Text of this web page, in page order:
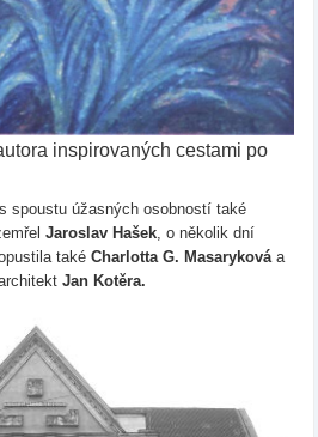
inspirovaných cestami po
spoustu úžasných osobností také
Jaroslav Hašek, o několik dní
takéCharlotta G. Masarykováa
Jan Kotěra.